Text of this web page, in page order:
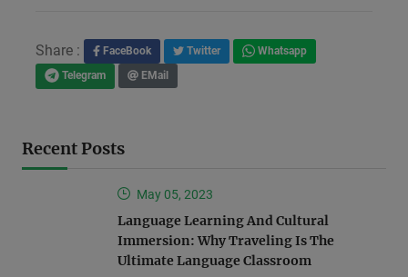
Share : FaceBook Twitter
Whatsapp
Telegram
EMail
Recent Posts
May 05, 2023
Language Learning And Cultural
Immersion: Why Traveling Is The
Ultimate Language Classroom